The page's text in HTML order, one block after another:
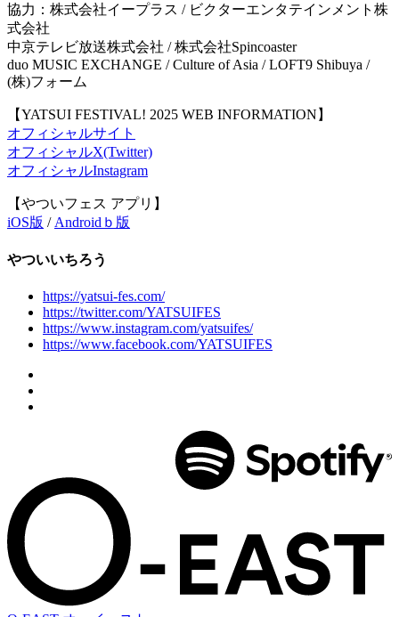
協力：株式会社イープラス / ビクターエンタテインメント株
式会社
中京テレビ放送株式会社 / 株式会社Spincoaster
duo MUSIC EXCHANGE / Culture of Asia / LOFT9 Shibuya /
(株)フォーム
【YATSUI FESTIVAL! 2025 WEB INFORMATION】
オフィシャルサイト
オフィシャルX(Twitter)
オフィシャルInstagram
【やついフェス アプリ】
iOS版 / Androidｂ版
やついいちろう
https://yatsui-fes.com/
https://twitter.com/YATSUIFES
https://www.instagram.com/yatsuifes/
https://www.facebook.com/YATSUIFES